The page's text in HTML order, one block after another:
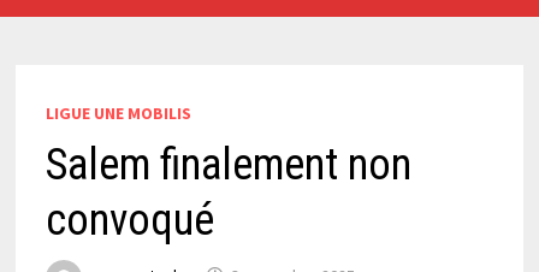
LIGUE UNE MOBILIS
Salem finalement non
convoqué